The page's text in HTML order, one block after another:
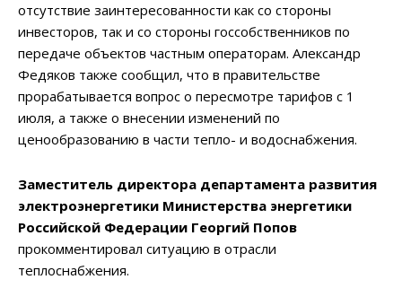
отсутствие заинтересованности как со стороны
инвесторов, так и со стороны госсобственников по
передаче объектов частным операторам. Александр
Федяков также сообщил, что в правительстве
прорабатывается вопрос о пересмотре тарифов с 1
июля, а также о внесении изменений по
ценообразованию в части тепло- и водоснабжения.
Заместитель директора департамента развития
электроэнергетики Министерства энергетики
Российской Федерации Георгий Попов
прокомментировал ситуацию в отрасли
теплоснабжения.